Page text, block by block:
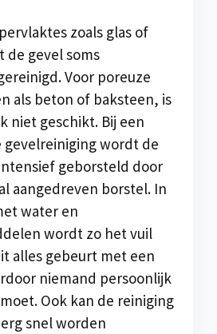
zoals glas of
gevel soms
Voor poreuze
als beton of baksteen, is
niet geschikt. Bij een
gevelreiniging wordt de
geborsteld door
aangedreven borstel. In
water en
wordt zo het vuil
alles gebeurt met een
niemand persoonlijk
Ook kan de reiniging
snel worden